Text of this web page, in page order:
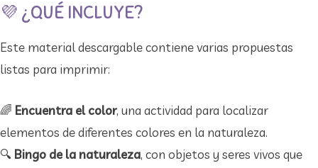
💜 ¿QUÉ INCLUYE?
Este material descargable contiene varias propuestas
listas para imprimir:
🌈 Encuentra el color, una actividad para localizar
elementos de diferentes colores en la naturaleza.
🔍 Bingo de la naturaleza, con objetos y seres vivos que